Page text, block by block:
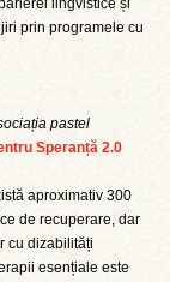
lingvistice și
prin programele cu
pastel
Speranță 2.0
aproximativ 300
de recuperare, dar
cu dizabilități
esențiale este